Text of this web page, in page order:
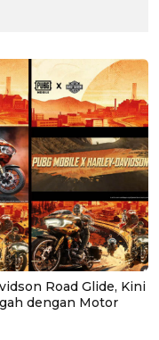
Road Glide, Kini
dengan Motor